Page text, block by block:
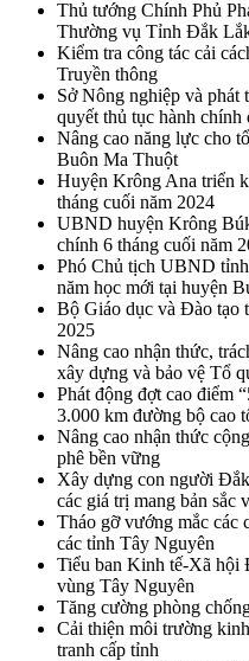
Thủ tướng Chính Phủ
Thường vụ Tỉnh Đắk
Kiểm tra công tác cải
Truyền thông
Sở Nông nghiệp và phát
quyết thủ tục hành chính
Nâng cao năng lực cho
Buôn Ma Thuột
Huyện Krông Ana triển
tháng cuối năm 2024
UBND huyện Krông
chính 6 tháng cuối năm
Phó Chủ tịch UBND
năm học mới tại huyện
Bộ Giáo dục và Đào tạo
2025
Nâng cao nhận thức,
xây dựng và bảo vệ Tổ
Phát động đợt cao điểm
3.000 km đường bộ cao
Nâng cao nhận thức
phê bền vững
Xây dựng con người
các giá trị mang bản sắc
Tháo gỡ vướng mắc các
các tỉnh Tây Nguyên
Tiểu ban Kinh tế-Xã
vùng Tây Nguyên
Tăng cường phòng
Cải thiện môi trường
tranh cấp tỉnh